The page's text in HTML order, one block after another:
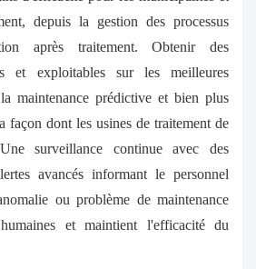
depuis la gestion des processus
après traitement. Obtenir des
et exploitables sur les meilleures
maintenance prédictive et bien plus
façon dont les usines de traitement de
surveillance continue avec des
avancés informant le personnel
ou problème de maintenance
et maintient l'efficacité du